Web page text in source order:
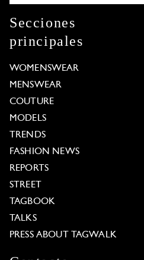
Secciones
principales
WOMENSWEAR
MENSWEAR
COUTURE
MODELS
TRENDS
FASHION NEWS
REPORTS
STREET
TAGBOOK
TALKS
PRESS ABOUT TAGWALK